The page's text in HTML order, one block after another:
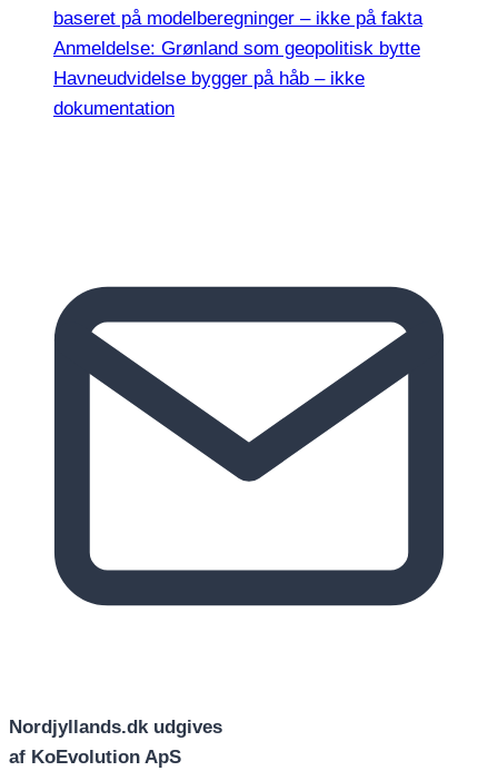
baseret på modelberegninger – ikke på fakta
Anmeldelse: Grønland som geopolitisk bytte
Havneudvidelse bygger på håb – ikke
dokumentation
Nordjyllands.dk udgives
af KoEvolution ApS